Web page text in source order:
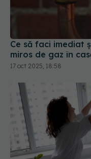
Ce să faci imediat
miros de gaz în
17 oct 2025, 18:58